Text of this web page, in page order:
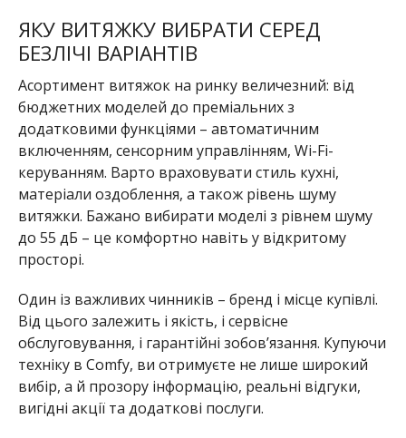
ЯКУ ВИТЯЖКУ ВИБРАТИ СЕРЕД
БЕЗЛІЧІ ВАРІАНТІВ
Асортимент витяжок на ринку величезний: від
бюджетних моделей до преміальних з
додатковими функціями – автоматичним
включенням, сенсорним управлінням, Wi-Fi-
керуванням. Варто враховувати стиль кухні,
матеріали оздоблення, а також рівень шуму
витяжки. Бажано вибирати моделі з рівнем шуму
до 55 дБ – це комфортно навіть у відкритому
просторі.
Один із важливих чинників – бренд і місце купівлі.
Від цього залежить і якість, і сервісне
обслуговування, і гарантійні зобов’язання. Купуючи
техніку в Comfy, ви отримуєте не лише широкий
вибір, а й прозору інформацію, реальні відгуки,
вигідні акції та додаткові послуги.